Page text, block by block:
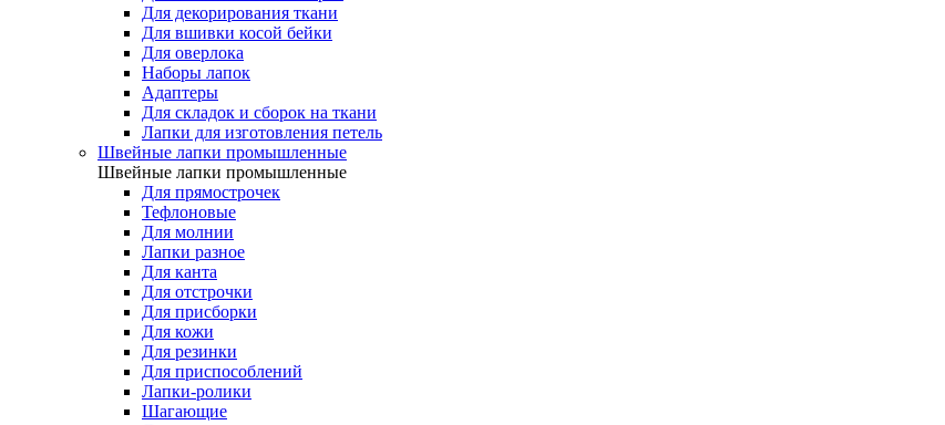
Для декорирования ткани
Для вшивки косой бейки
Для оверлока
Наборы лапок
Адаптеры
Для складок и сборок на ткани
Лапки для изготовления петель
Швейные лапки промышленные
Швейные лапки промышленные
Для прямострочек
Тефлоновые
Для молнии
Лапки разное
Для канта
Для отстрочки
Для присборки
Для кожи
Для резинки
Для приспособлений
Лапки-ролики
Шагающие